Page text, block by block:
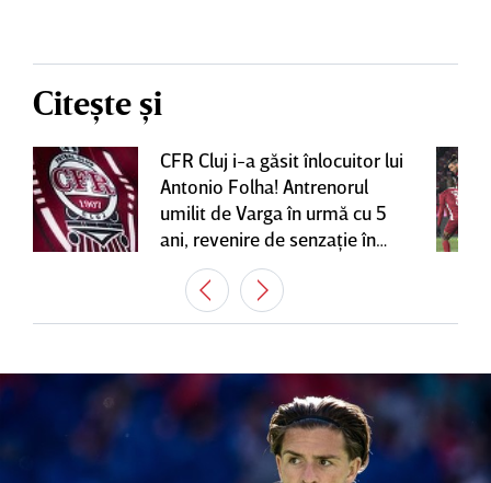
Citește și
CFR Cluj i-a găsit înlocuitor lui
Antonio Folha! Antrenorul
umilit de Varga în urmă cu 5
ani, revenire de senzaţie în
Gruia